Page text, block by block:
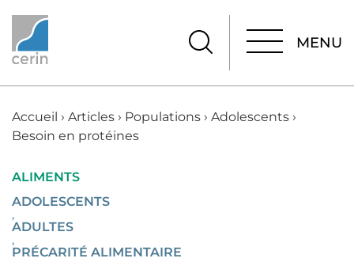
MENU
Accueil › Articles › Populations › Adolescents ›
Besoin en protéines
ALIMENTS
ADOLESCENTS
,
ADULTES
,
PRÉCARITÉ ALIMENTAIRE